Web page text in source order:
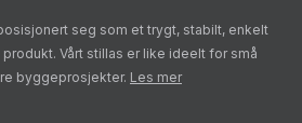
seg som et trygt, stabilt, enkelt
Vårt stillas er like ideelt for små
byggeprosjekter. Les mer